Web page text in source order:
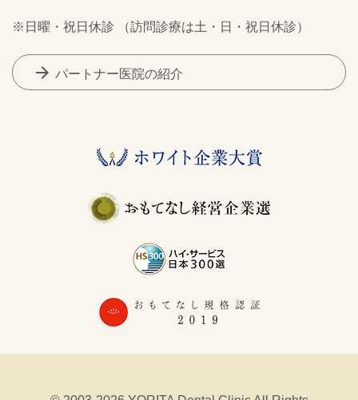
※日曜・祝日休診 （訪問診療は土・日・祝日休診）
arrow_forward パートナー医院の紹介